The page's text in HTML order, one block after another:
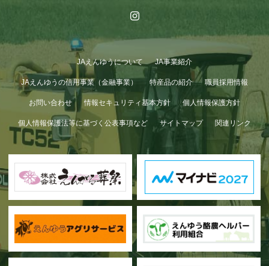
GWも終わり…
JAえんゆうについて JA事業紹介
JAえんゆうの信用事業（金融事業） 特産品の紹介 職員採用情報
お問い合わせ 情報セキュリティ基本方針 個人情報保護方針
個人情報保護法等に基づく公表事項など サイトマップ 関連リンク